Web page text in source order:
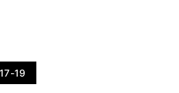
17-19